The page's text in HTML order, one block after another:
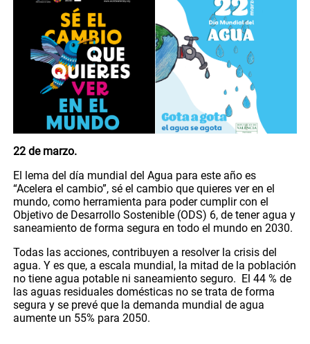
22 de marzo.
El lema del día mundial del Agua para este año es
“Acelera el cambio”, sé el cambio que quieres ver en el
mundo, como herramienta para poder cumplir con el
Objetivo de Desarrollo Sostenible (ODS) 6, de tener agua y
saneamiento de forma segura en todo el mundo en 2030.
Todas las acciones, contribuyen a resolver la crisis del
agua. Y es que, a escala mundial, la mitad de la población
no tiene agua potable ni saneamiento seguro. El 44 % de
las aguas residuales domésticas no se trata de forma
segura y se prevé que la demanda mundial de agua
aumente un 55% para 2050.